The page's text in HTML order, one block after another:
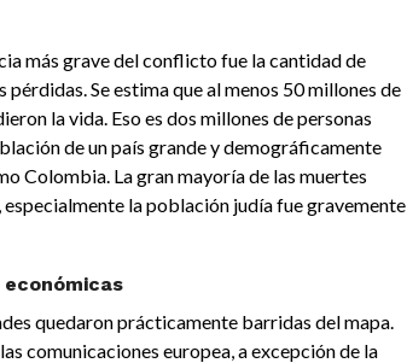
más grave del conflicto fue la cantidad de
pérdidas. Se estima que al menos 50 millones de
la vida. Eso es dos millones de personas
de un país grande y demográficamente
Colombia. La gran mayoría de las muertes
la población judía fue gravemente
quedaron prácticamente barridas del mapa.
comunicaciones europea, a excepción de la